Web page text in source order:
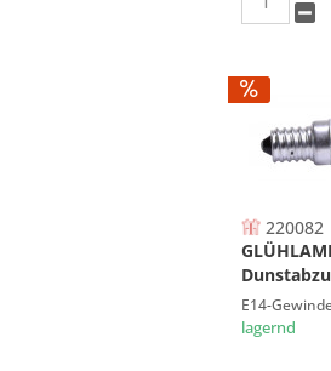
220082
E14-
lagernd